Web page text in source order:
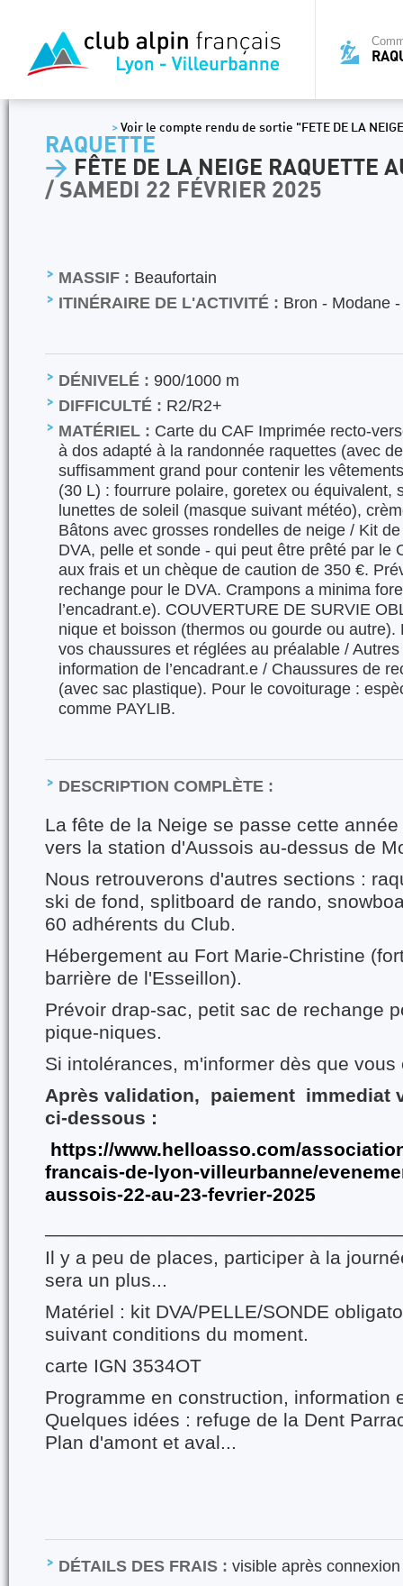
> Voir le compte rendu de sortie "FETE DE LA NEIGE
RAQUETTE
> FÊTE DE LA NEIGE RAQUETTE
/ SAMEDI 22 FÉVRIER 2025
MASSIF : Beaufortain
ITINÉRAIRE DE L'ACTIVITÉ : Bron - Modane
DÉNIVELÉ : 900/1000 m
DIFFICULTÉ : R2/R2+
MATÉRIEL : Carte du CAF Imprimée recto-
à dos adapté à la randonnée raquettes (avec
suffisamment grand pour contenir les
(30 L) : fourrure polaire, goretex ou équivalent,
lunettes de soleil (masque suivant météo),
Bâtons avec grosses rondelles de neige / Kit
DVA, pelle et sonde - qui peut être prêté par le
aux frais et un chèque de caution de 350 €.
rechange pour le DVA. Crampons a minima
l’encadrant.e). COUVERTURE DE SURVIE
nique et boisson (thermos ou gourde ou
vos chaussures et réglées au préalable /
information de l’encadrant.e / Chaussures de
(avec sac plastique). Pour le covoiturage :
comme PAYLIB.
DESCRIPTION COMPLÈTE :
La fête de la Neige se passe cette
vers la station d'Aussois au-dessus de
Nous retrouverons d'autres sections :
ski de fond, splitboard de rando,
60 adhérents du Club.
Hébergement au Fort Marie-Christine
barrière de l'Esseillon).
Prévoir drap-sac, petit sac de rechange
pique-niques.
Si intolérances, m'informer dès que vous
Après validation, paiement immediat
ci-dessous :
https://www.helloasso.com/
francais-de-lyon-villeurbanne/
aussois-22-au-23-fevrier-2025
Il y a peu de places, participer à la
sera un plus...
Matériel : kit DVA/PELLE/SONDE
suivant conditions du moment.
carte IGN 3534OT
Programme en construction, information
Quelques idées : refuge de la Dent
Plan d'amont et aval...
DÉTAILS DES FRAIS : visible après connexion